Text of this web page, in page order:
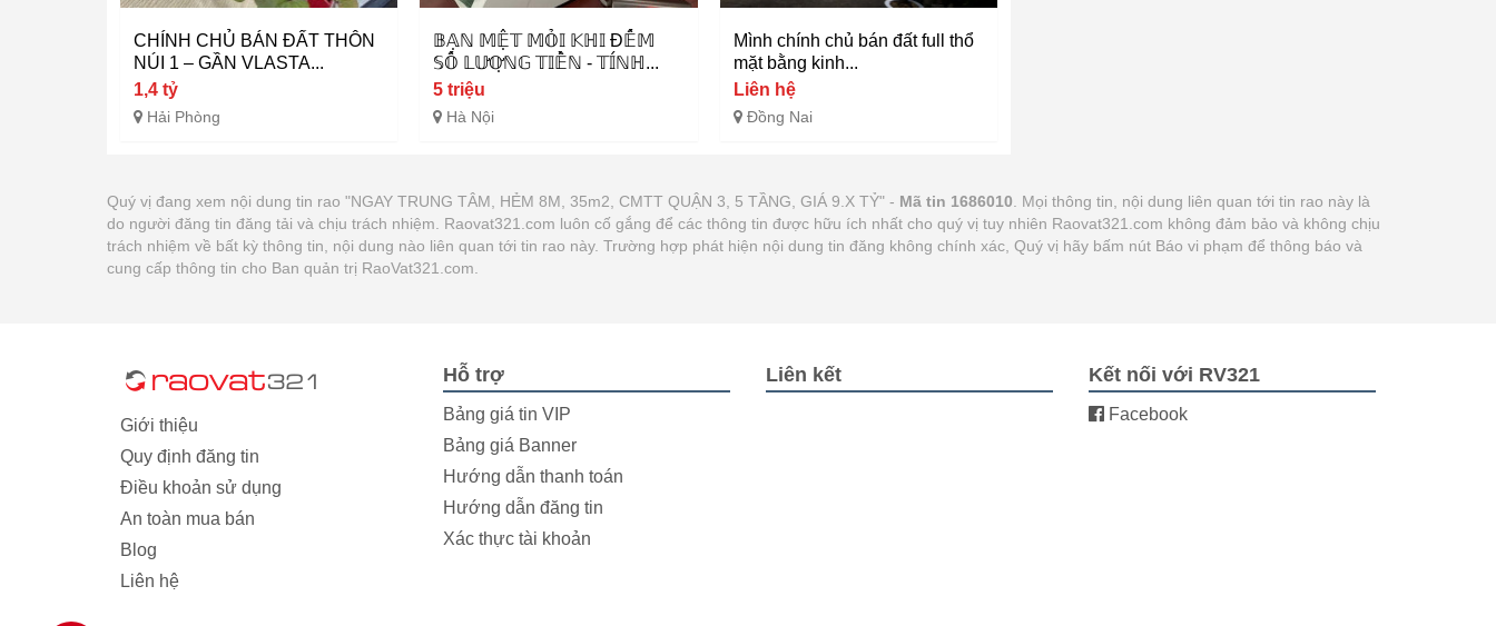
CHÍNH CHỦ BÁN ĐẤT THÔN
NÚI 1 – GẦN VLASTA...
1,4 tỷ
Hải Phòng
𝔹𝔸̣ℕ 𝕄𝔼̣̂𝕋 𝕄𝕆̉𝕀 𝕂ℍ𝕀 Đ𝔼̂́𝕄
𝕊𝕆̂́ 𝕃𝕌̛𝕆̛̣ℕ𝔾 𝕋𝕀𝔼̂̀ℕ - 𝕋𝕀́ℕℍ...
5 triệu
Hà Nội
Mình chính chủ bán đất full thổ
mặt bằng kinh...
Liên hệ
Đồng Nai
Quý vị đang xem nội dung tin rao "NGAY TRUNG TÂM, HẺM 8M, 35m2, CMTT QUẬN 3, 5 TẦNG, GIÁ 9.X TỶ" - Mã tin 1686010 . Mọi thông tin, nội dung liên quan tới tin rao này là
do người đăng tin đăng tải và chịu trách nhiệm. Raovat321.com luôn cố gắng để các thông tin được hữu ích nhất cho quý vị tuy nhiên Raovat321.com không đảm bảo và không chịu
trách nhiệm về bất kỳ thông tin, nội dung nào liên quan tới tin rao này. Trường hợp phát hiện nội dung tin đăng không chính xác, Quý vị hãy bấm nút Báo vi phạm để thông báo và
cung cấp thông tin cho Ban quản trị RaoVat321.com.
Giới thiệu
Quy định đăng tin
Điều khoản sử dụng
An toàn mua bán
Blog
Liên hệ
Hỗ trợ
Bảng giá tin VIP
Bảng giá Banner
Hướng dẫn thanh toán
Hướng dẫn đăng tin
Xác thực tài khoản
Liên kết Kết nối với RV321
Facebook